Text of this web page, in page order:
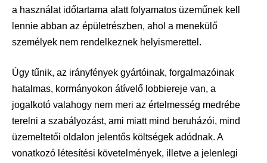
a használat időtartama alatt folyamatos üzeműnek kell
lennie abban az épületrészben, ahol a menekülő
személyek nem rendelkeznek helyismerettel.
Úgy tűnik, az irányfények gyártóinak, forgalmazóinak
hatalmas, kormányokon átívelő lobbiereje van, a
jogalkotó valahogy nem meri az értelmesség medrébe
terelni a szabályozást, ami miatt mind beruházói, mind
üzemeltetői oldalon jelentős költségek adódnak. A
vonatkozó létesítési követelmények, illetve a jelenlegi